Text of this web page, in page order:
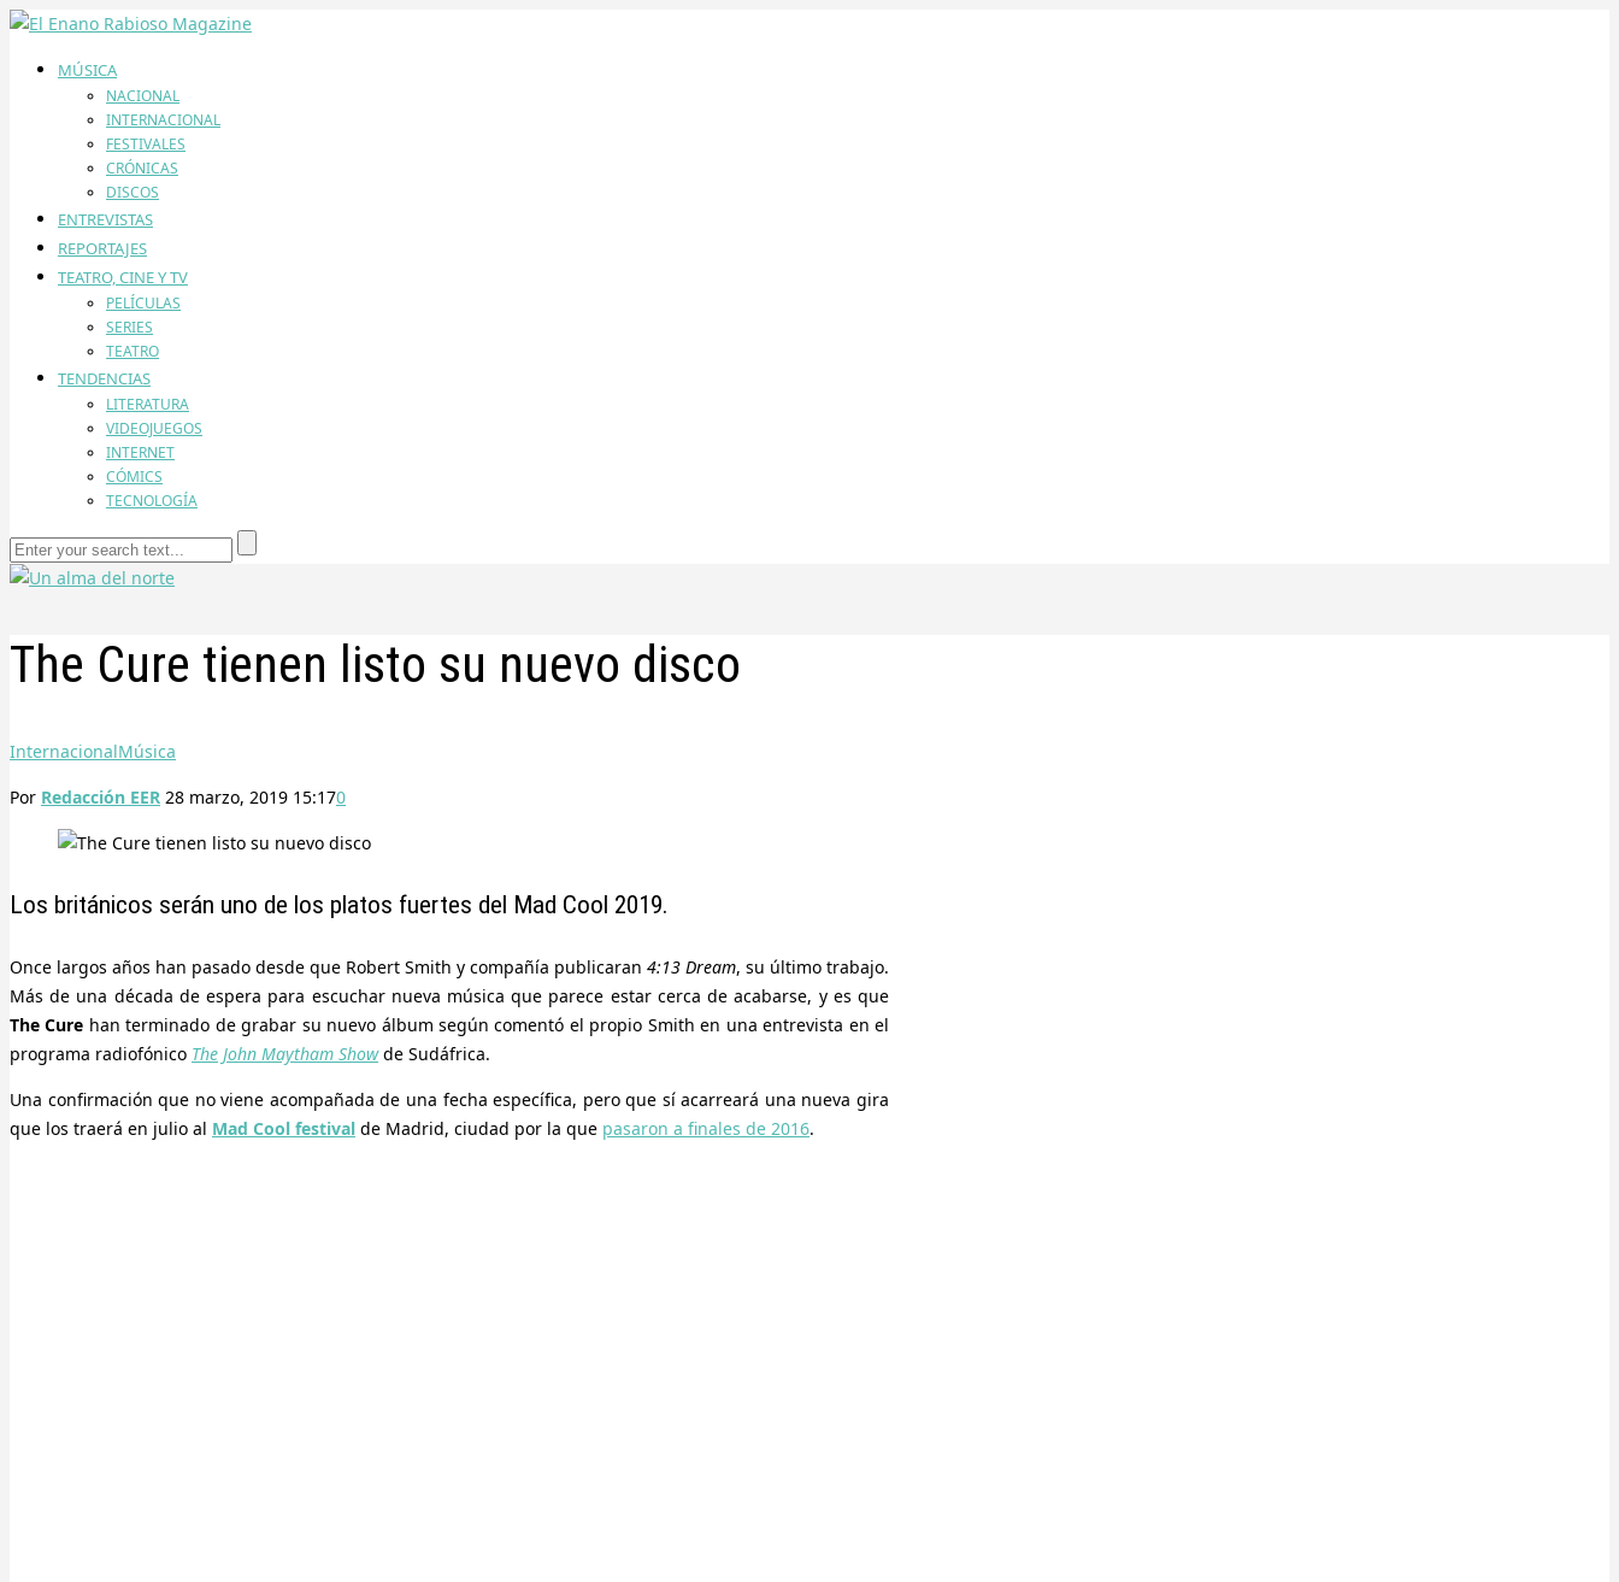
MÚSICA
NACIONAL
INTERNACIONAL
FESTIVALES
CRÓNICAS
DISCOS
ENTREVISTAS
REPORTAJES
TEATRO, CINE Y TV
PELÍCULAS
SERIES
TEATRO
TENDENCIAS
LITERATURA
VIDEOJUEGOS
INTERNET
CÓMICS
TECNOLOGÍA
The Cure tienen listo su nuevo disco
InternacionalMúsica
Por Redacción EER 28 marzo, 2019 15:170
Los británicos serán uno de los platos fuertes del Mad Cool 2019.
Once largos años han pasado desde que Robert Smith y compañía publicaran 4:13 Dream, su último trabajo.
Más de una década de espera para escuchar nueva música que parece estar cerca de acabarse, y es que
The Cure han terminado de grabar su nuevo álbum según comentó el propio Smith en una entrevista en el
programa radiofónico The John Maytham Showde Sudáfrica.
Una confirmación que no viene acompañada de una fecha específica, pero que sí acarreará una nueva gira
que los traerá en julio al Mad Cool festival de Madrid, ciudad por la que pasaron a finales de 2016.